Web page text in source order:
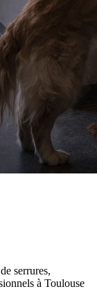
serrures,
à Toulouse